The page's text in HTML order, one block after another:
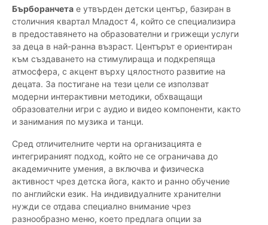
Бърборанчета е утвърден детски център, базиран в
столичния квартал Младост 4, който се специализира
в предоставянето на образователни и грижещи услуги
за деца в най-ранна възраст. Центърът е ориентиран
към създаването на стимулираща и подкрепяща
атмосфера, с акцент върху цялостното развитие на
децата. За постигане на тези цели се използват
модерни интерактивни методики, обхващащи
образователни игри с аудио и видео компоненти, както
и занимания по музика и танци.
Сред отличителните черти на организацията е
интегрираният подход, който не се ограничава до
академичните умения, а включва и физическа
активност чрез детска йога, както и ранно обучение
по английски език. На индивидуалните хранителни
нужди се отдава специално внимание чрез
разнообразно меню, което предлага опции за